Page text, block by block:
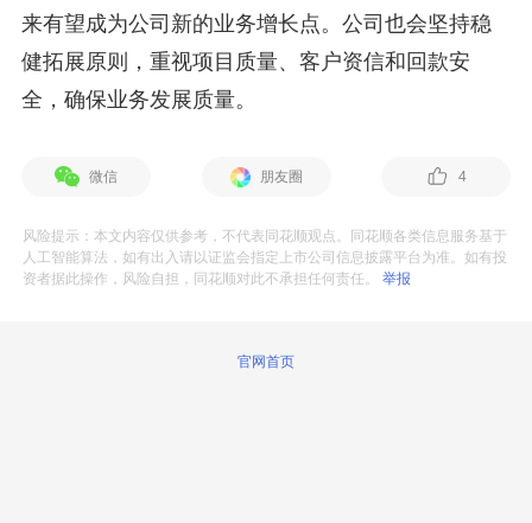
来有望成为公司新的业务增长点。公司也会坚持稳
健拓展原则，重视项目质量、客户资信和回款安
全，确保业务发展质量。
微信 朋友圈 4
风险提示：本文内容仅供参考，不代表同花顺观点。同花顺各类信息服务基于
人工智能算法，如有出入请以证监会指定上市公司信息披露平台为准。如有投
资者据此操作，风险自担，同花顺对此不承担任何责任。举报
官网首页